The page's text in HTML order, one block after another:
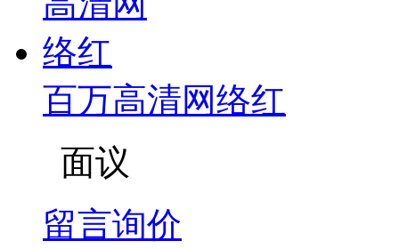
百万高清网络红
面议
留言询价